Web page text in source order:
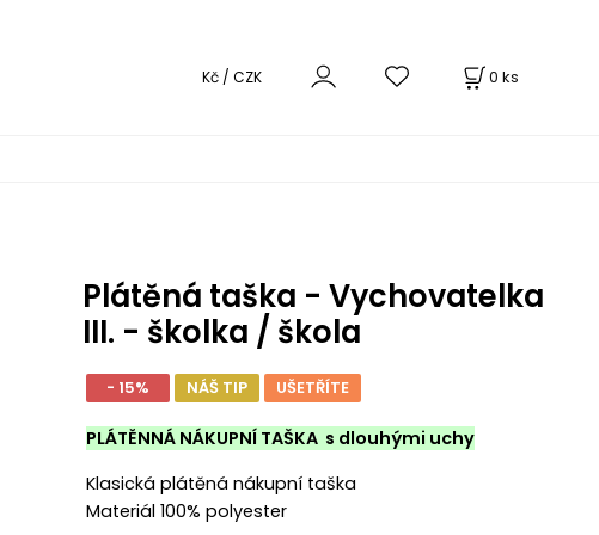
0 ks
Kč / CZK
Plátěná taška - Vychovatelka
III. - školka / škola
- 15% NÁŠ TIP UŠETŘÍTE
PLÁTĚNNÁ NÁKUPNÍ TAŠKA s dlouhými uchy
Klasická plátěná nákupní taška
Materiál 100% polyester